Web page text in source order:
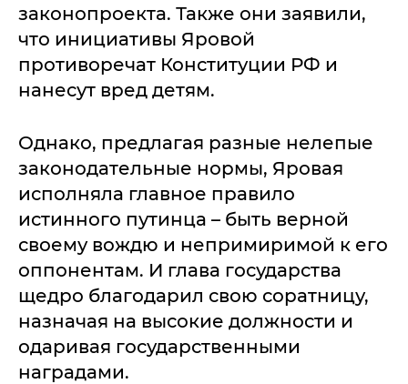
законопроекта. Также они заявили,
что инициативы Яровой
противоречат Конституции РФ и
нанесут вред детям.
Однако, предлагая разные нелепые
законодательные нормы, Яровая
исполняла главное правило
истинного путинца – быть верной
своему вождю и непримиримой к его
оппонентам. И глава государства
щедро благодарил свою соратницу,
назначая на высокие должности и
одаривая государственными
наградами.